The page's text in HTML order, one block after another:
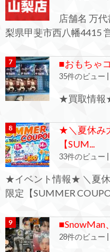
店舗名 万
梨県甲斐市西八幡4415
■おもちゃ
35件のビュー
★買取情
★＼夏休み
【SUM...
33件のビュー
★イベント情報★ ＼夏休
限定【SUMMER
■SnowMan
28件のビュー